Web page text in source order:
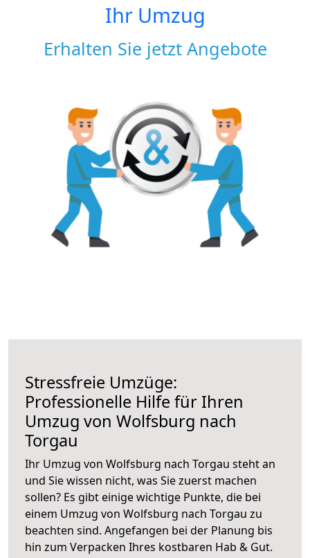
Ihr Umzug
Erhalten Sie jetzt Angebote
Stressfreie Umzüge:
Professionelle Hilfe für Ihren
Umzug von Wolfsburg nach
Torgau
Ihr Umzug von Wolfsburg nach Torgau steht an
und Sie wissen nicht, was Sie zuerst machen
sollen? Es gibt einige wichtige Punkte, die bei
einem Umzug von Wolfsburg nach Torgau zu
beachten sind. Angefangen bei der Planung bis
hin zum Verpacken Ihres kostbaren Hab & Gut.